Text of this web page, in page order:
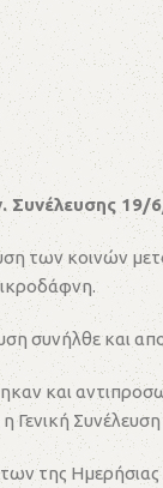
Συνέλευσης 19/
των κοινών
συνήλθε και
και
Γενική
της